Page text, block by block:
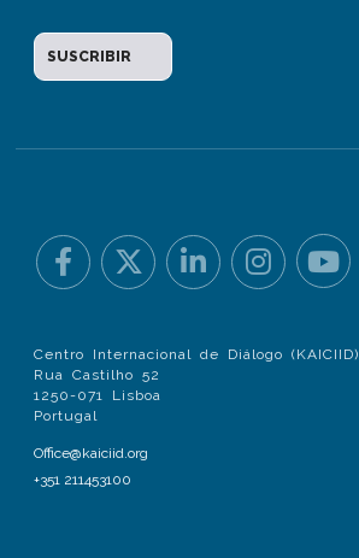
Centro Internacional de Diálogo (KAICIID)
Rua Castilho 52
1250-071 Lisboa
Portugal
Office@kaiciid.org
+351 211453100